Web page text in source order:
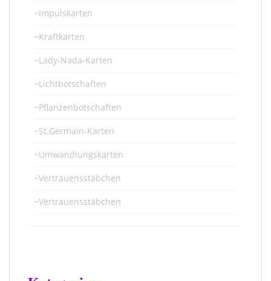
~Impulskarten
~Kraftkarten
~Lady-Nada-Karten
~Lichtbotschaften
~Pflanzenbotschaften
~St.Germain-Karten
~Umwandlungskarten
~Vertrauensstäbchen
~Vertrauensstäbchen